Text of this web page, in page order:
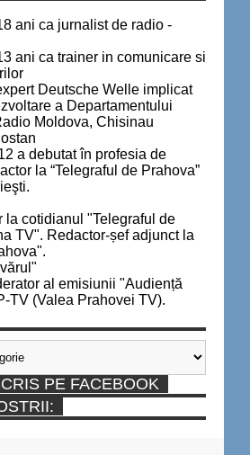
ani ca jurnalist de radio -
ani ca trainer in comunicare si
Deutsche Welle implicat
a Departamentului
Moldova, Chisinau
a debutat în profesia de
la “Telegraful de Prahova”
la cotidianul "Telegraful de
TV". Redactor-șef adjunct la
al emisiunii "Audiență
TV (Valea Prahovei TV).
PE FACEBOOK